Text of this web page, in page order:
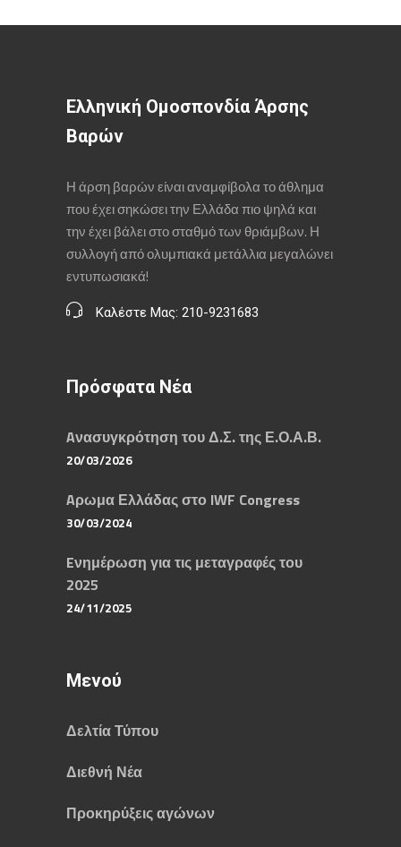
Ελληνική Ομοσπονδία Άρσης
Βαρών
Η άρση βαρών είναι αναμφίβολα το άθλημα
που έχει σηκώσει την Ελλάδα πιο ψηλά και
την έχει βάλει στο σταθμό των θριάμβων. Η
συλλογή από ολυμπιακά μετάλλια μεγαλώνει
εντυπωσιακά!
Καλέστε Μας: 210-9231683
Πρόσφατα Νέα
Aνασυγκρότηση του Δ.Σ. της Ε.Ο.Α.Β.
20/03/2026
Aρωμα Ελλάδας στο IWF Congress
30/03/2024
Eνημέρωση για τις μεταγραφές του
2025
24/11/2025
Μενού
Δελτία Τύπου
Διεθνή Νέα
Προκηρύξεις αγώνων